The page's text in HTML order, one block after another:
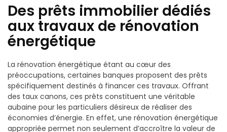
Des prêts immobilier dédiés
aux travaux de rénovation
énergétique
La rénovation énergétique étant au cœur des
préoccupations, certaines banques proposent des prêts
spécifiquement destinés à financer ces travaux. Offrant
des taux canons, ces prêts constituent une véritable
aubaine pour les particuliers désireux de réaliser des
économies d’énergie. En effet, une rénovation énergétique
appropriée permet non seulement d’accroître la valeur de